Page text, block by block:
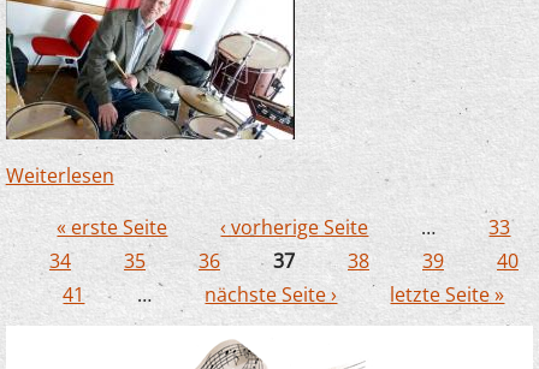
Weiterlesenüber Musikschul-Leiter geht zurück in die
Pfalz
Seiten
« erste Seite ‹ vorherige Seite …
33
34
35 36 37 38 39
40
41
… nächste Seite › letzte Seite »